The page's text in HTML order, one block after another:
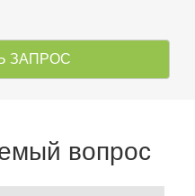
ЗАПРОС
вопрос